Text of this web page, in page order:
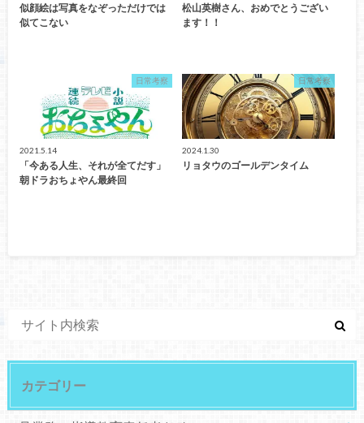
似顔絵は写真をなぞっただけでは
似てこない
松山英樹さん、おめでとうござい
ます！！
日常考察
2021.5.14
「今ある人生、それが全てだす」
朝ドラおちょやん最終回
日常考察
2024.1.30
リョタウのゴールデンタイム
カテゴリー